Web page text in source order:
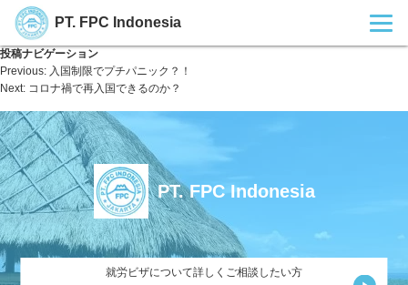
PT. FPC Indonesia
投稿ナビゲーション
Previous: 入国制限でプチパニック？！
Next: コロナ禍で再入国できるのか？
PT. FPC Indonesia
就労ビザについて詳しくご相談したい方